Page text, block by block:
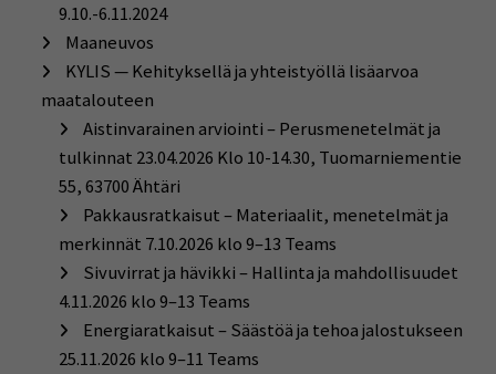
9.10.-6.11.2024
Maaneuvos
KYLIS — Kehityksellä ja yhteistyöllä lisäarvoa
maatalouteen
Aistinvarainen arviointi – Perusmenetelmät ja
tulkinnat 23.04.2026 Klo 10-14.30, Tuomarniementie
55, 63700 Ähtäri
Pakkausratkaisut – Materiaalit, menetelmät ja
merkinnät 7.10.2026 klo 9–13 Teams
Sivuvirrat ja hävikki – Hallinta ja mahdollisuudet
4.11.2026 klo 9–13 Teams
Energiaratkaisut – Säästöä ja tehoa jalostukseen
25.11.2026 klo 9–11 Teams